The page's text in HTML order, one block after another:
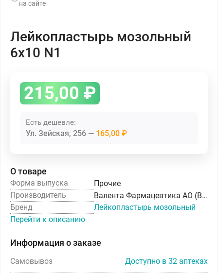
на сайте
Лейкопластырь мозольный
6х10 N1
215,00 ₽
Есть дешевле:
Ул. Зейская, 256 165,00 ₽
О товаре
Форма выпуска
Прочие
Производитель
Валента Фармацевтика АО (Валента Фарм)
Бренд
Лейкопластырь мозольный
Перейти к описанию
Информация о заказе
Самовывоз Доступно в 32 аптеках